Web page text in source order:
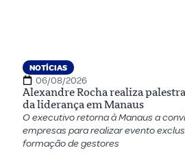
NOTÍCIAS
06/08/2026
Alexandre Rocha realiza
da liderança em Manaus
O executivo retorna à Manaus a
empresas para realizar evento
formação de gestores